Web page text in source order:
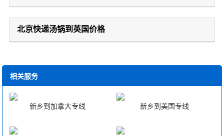
北京快递汤锅到英国价格
相关服务
新乡到加拿大专线 新乡到美国专线